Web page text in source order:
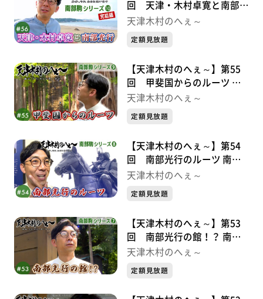
回 天津・木村卓寛と南部光
行 南部駒シリーズ⑩完結編
天津木村のへぇ～
定額見放題
【天津木村のへぇ～】第55
回 甲斐国からのルーツ 南
部駒シリーズ⑨
天津木村のへぇ～
定額見放題
【天津木村のへぇ～】第54
回 南部光行のルーツ 南部
駒シリーズ➇
天津木村のへぇ～
定額見放題
【天津木村のへぇ～】第53
回 南部光行の館！？ 南部
駒シリーズ⑦
天津木村のへぇ～
定額見放題